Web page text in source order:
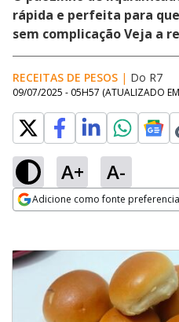
rápida e perfeita para
sem complicação Veja a
RECEITAS DE PESOS | Do R7
09/07/2025 - 05H57 (ATUALIZADO EM
A+ A-
Adicione como fonte